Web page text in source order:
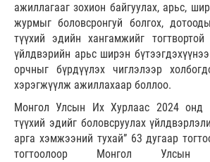
ажиллагааг зохион байгуулах, арьс,
журмыг боловсронгуй болгох,
түүхий эдийн хангамжийг тогтвортой
үйлдвэрийн арьс ширэн
орчныг бүрдүүлэх чиглэлээр
хэрэгжүүлж ажиллахаар боллоо.
Монгол Улсын Их Хурлаас 2024 онд
түүхий эдийг боловсруулах
арга хэмжээний тухай” 63 дугаар
тогтоолоор Монгол Улсын